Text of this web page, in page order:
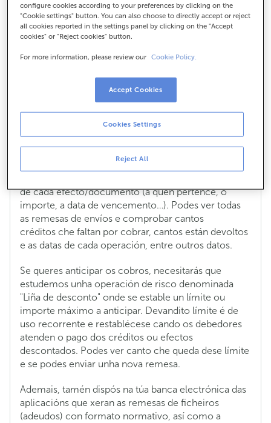
Como podo consultar o estado da miña
liña de desconto?
Dentro dabanca electrónicapodes ver a situación
xestión de cobro, no menú Financiamento - Liñas de
desconto e Xestión de cobro.
A consulta pódese realizar por efecto ou crédito ou
por remesao, inclúe datos de situación de cada
xestionadas, devoltas, porcentaxe de facturas
de cada efecto/documento (a quen pertence, o
importe, a data de vencemento…). Podes ver todas
as remesas de envíos e comprobar cantos
créditos che faltan por cobrar, cantos están devoltos
e as datas de cada operación, entre outros datos.
Se queres anticipar os cobros, necesitarás que
estudemos unha operación de risco denominada
"Liña de desconto" onde se estable un límite ou
importe máximo a anticipar. Devandito límite é de
uso recorrente e restablécese cando os debedores
atenden o pago dos créditos ou efectos
descontados. Podes ver canto che queda dese límite
e se podes enviar unha nova remesa.
Ademais, tamén dispós na túa banca electrónica das
aplicacións que xeran as remesas de ficheiros
(adeudos) con formato normativo, así como a
configure cookies according to your preferences by clicking on the
"Cookie settings" button. You can also choose to directly accept or reject
all cookies reported in the settings panel by clicking on the "Accept
cookies" or "Reject cookies" button.
For more information, please review our Cookie Policy.
Reject All
Cookies Settings
Accept Cookies